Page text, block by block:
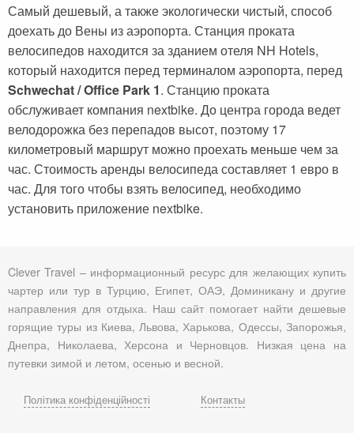
Самый дешевый, а также экологически чистый, способ
доехать до Вены из аэропорта. Станция проката
велосипедов находится за зданием отеля NH Hotels,
который находится перед терминалом аэропорта, перед
Schwechat / Office Park 1. Станцию проката
обслуживает компания nextbike. До центра города ведет
велодорожка без перепадов высот, поэтому 17
километровый маршрут можно проехать меньше чем за
час. Стоимость аренды велосипеда составляет 1 евро в
час. Для того чтобы взять велосипед, необходимо
установить приложение nextbike.
Clever Travel – информационный ресурс для желающих купить
чартер или тур в Турцию, Египет, ОАЭ, Доминикану и другие
направления для отдыха. Наш сайт помогает найти дешевые
горящие туры из Киева, Львова, Харькова, Одессы, Запорожья,
Днепра, Николаева, Херсона и Черновцов. Низкая цена на
путевки зимой и летом, осенью и весной.
Політика конфіденційності Контакты